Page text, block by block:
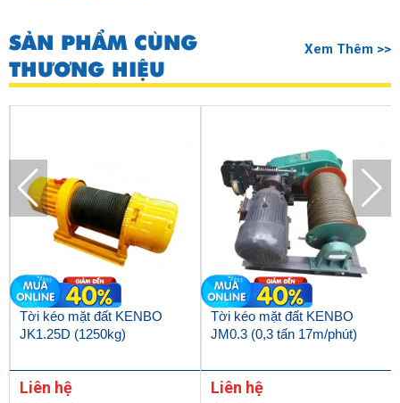
SẢN PHẨM CÙNG
THƯƠNG HIỆU
Xem Thêm >>
Tời kéo mặt đất KENBO
JK1.25D (1250kg)
Liên hệ
Tời kéo mặt đất KENBO
JM0.3 (0,3 tấn 17m/phút)
Liên hệ